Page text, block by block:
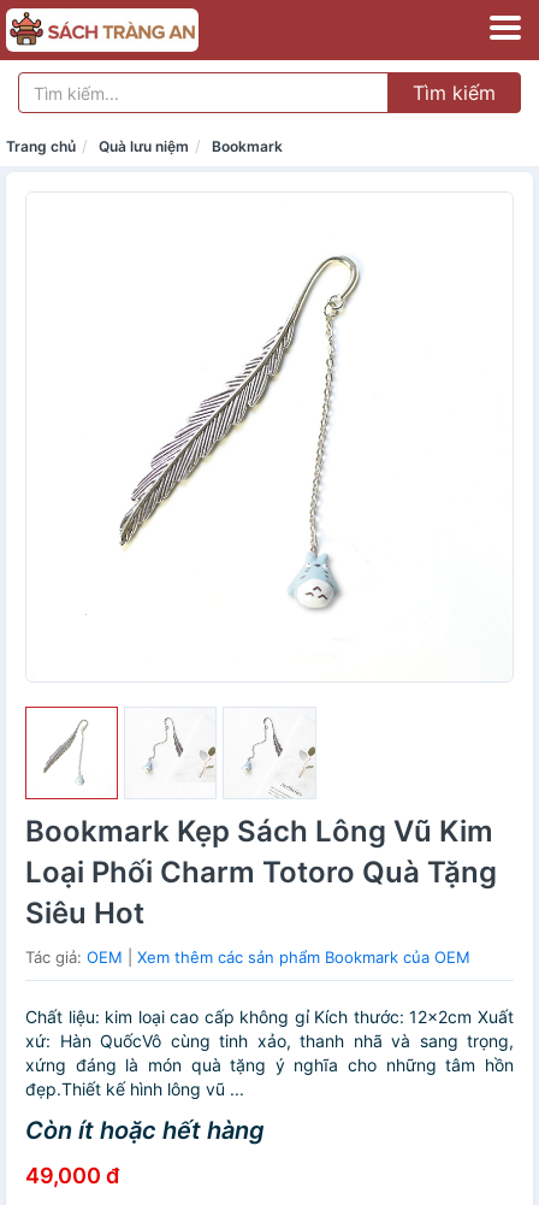
Tìm kiếm
Trang chủ Quà lưu niệm Bookmark
Bookmark Kẹp Sách Lông Vũ Kim
Loại Phối Charm Totoro Quà Tặng
Siêu Hot
Tác giả: OEM Xem thêm các sản phẩm Bookmark của OEM
Chất liệu: kim loại cao cấp không gỉ Kích thước: 12x2cm Xuất
xứ: Hàn QuốcVô cùng tinh xảo, thanh nhã và sang trọng,
xứng đáng là món quà tặng ý nghĩa cho những tâm hồn
đẹp.Thiết kế hình lông vũ ...
Còn ít hoặc hết hàng
49,000 đ